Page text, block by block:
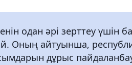
одан әрі зерттеу үшін
Оның айтуынша,
дұрыс